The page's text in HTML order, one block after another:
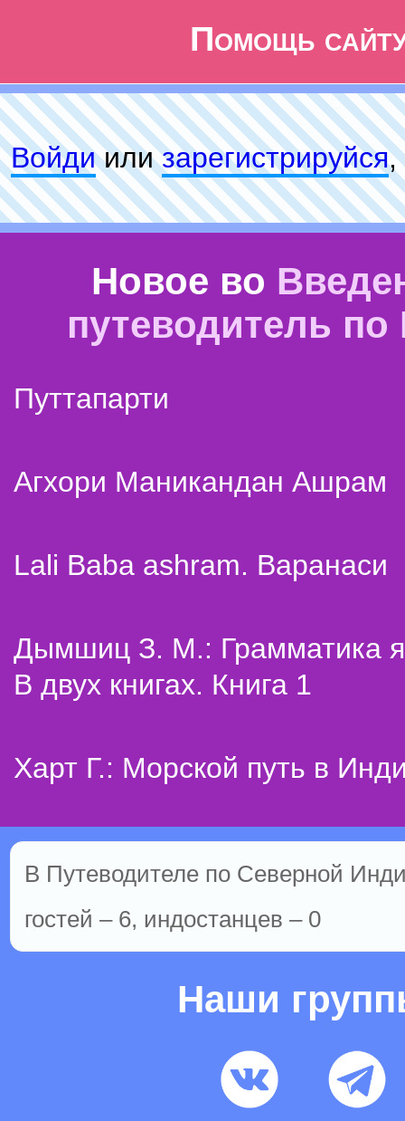
Помощь
Войдиилизарeгиcтpируйся,
Новое во
путеводитель
Путтапарти
Агхори Маникандан Ашрам
Lali Baba ashram. Варанаси
Дымшиц З. М.: Грамматика
В двух книгах. Книга 1
Харт Г.: Морской путь в
В Путеводителе по Северной
гостей – 6, индостанцев – 0
Наши